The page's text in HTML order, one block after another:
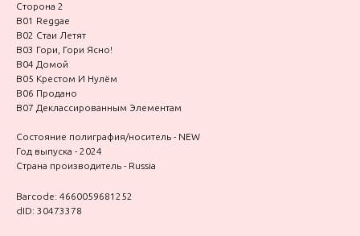
Сторона 2
B01 Reggae
B02 Стаи Летят
B03 Гори, Гори Ясно!
B04 Домой
B05 Крестом И Нулём
B06 Продано
B07 Деклассированным Элементам
Состояние полиграфия/носитель - NEW
Год выпуска - 2024
Страна производитель - Russia
Barcode: 4660059681252
dID: 30473378